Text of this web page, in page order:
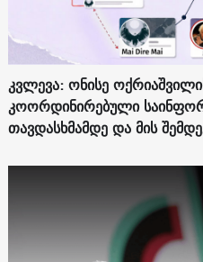
კვლევა: ონისე
კოორდინირებული
თავდასხმამდე და მის